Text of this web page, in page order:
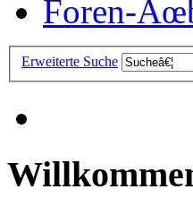
Foren-
Erweiterte Suche